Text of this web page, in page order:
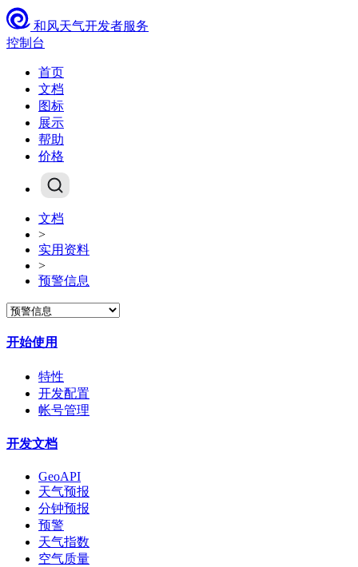
和风天气开发者服务
控制台
首页
文档
图标
展示
帮助
价格
文档
>
实用资料
>
预警信息
开始使用
特性
开发配置
帐号管理
开发文档
GeoAPI
天气预报
分钟预报
预警
天气指数
空气质量